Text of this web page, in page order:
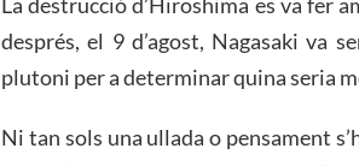
després, el 9 d’agost, Nagasaki va
plutoni per a determinar quina seria
Ni tan sols una ullada o pensament